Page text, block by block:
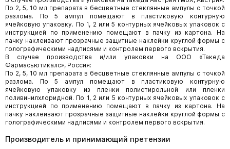
По 2, 5, 10 мл препарата в бесцветные стеклянные ампулы с точкой
разлома. По 5 ампул помещают в пластиковую контурную
ячейковую упаковку. По 1, 2 или 5 контурных ячейковых упаковок с
инструкцией по применению помещают в пачку из картона. На
пачку наклеивают прозрачные защитные наклейки круглой формы с
голографическими надписями и контролем первого вскрытия.
В случае производства и/или упаковки на ООО «Такеда
Фармасьютикалс», Россия:
По 2, 5, 10 мл препарата в бесцветные стеклянные ампулы с точкой
разлома. По 5 ампул помещают в пластиковую контурную
ячейковую упаковку из пленки полистирольной или пленки
поливинилхлоридной. По 1, 2 или 5 контурных ячейковых упаковок с
инструкцией по применению помещают в пачку из картона. На
пачку наклеивают прозрачные защитные наклейки круглой формы с
голографическими надписями и контролем первого вскрытия.
Производитель и принимающий претензии